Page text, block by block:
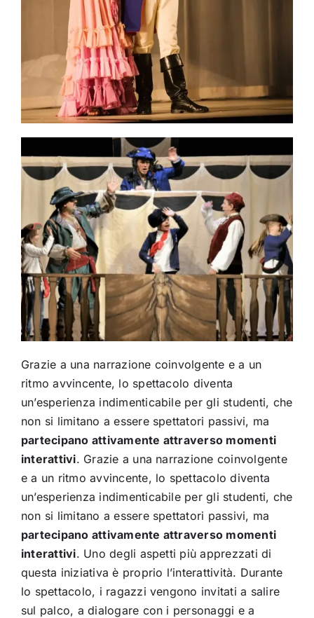
Grazie a una narrazione coinvolgente e a un
ritmo avvincente, lo spettacolo diventa
un’esperienza indimenticabile per gli studenti, che
non si limitano a essere spettatori passivi, ma
partecipano attivamente attraverso momenti
interattivi. Grazie a una narrazione coinvolgente
e a un ritmo avvincente, lo spettacolo diventa
un’esperienza indimenticabile per gli studenti, che
non si limitano a essere spettatori passivi, ma
partecipano attivamente attraverso momenti
interattivi. Uno degli aspetti più apprezzati di
questa iniziativa è proprio l’interattività. Durante
lo spettacolo, i ragazzi vengono invitati a salire
sul palco, a dialogare con i personaggi e a